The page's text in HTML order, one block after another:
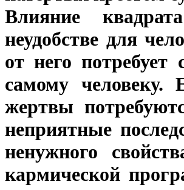
Влияние
неудобстве для
от него потребует
самому
жертвы
неприятные
ненужного
кармической